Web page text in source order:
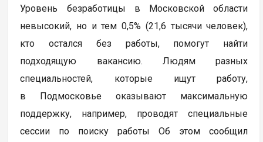
Уровень безработицы в Московской области
невысокий, но и тем 0,5% (21,6 тысячи человек),
кто остался без работы, помогут найти
подходящую вакансию. Людям разных
специальностей, которые ищут работу,
в Подмосковье оказывают максимальную
поддержку, например, проводят специальные
сессии по поиску работы Об этом сообщил